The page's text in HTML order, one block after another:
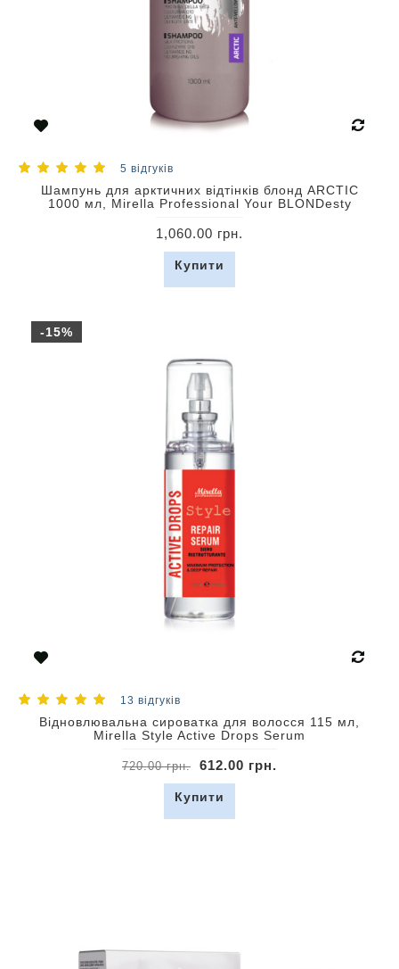
5 відгуків
Шампунь для арктичних відтінків блонд ARCTIC
1000 мл, Mirella Professional Your BLONDesty
1,060.00 грн.
Купити
-15%
13 відгуків
Відновлювальна сироватка для волосся 115 мл,
Mirella Style Active Drops Serum
720.00 грн. 612.00 грн.
Купити